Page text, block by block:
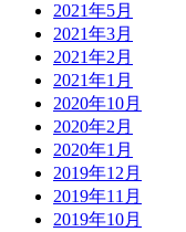
2021年5月
2021年3月
2021年2月
2021年1月
2020年10月
2020年2月
2020年1月
2019年12月
2019年11月
2019年10月